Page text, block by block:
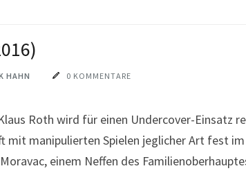
HAHN 0 KOMMENTARE
Roth wird für einen Undercover-Einsatz
manipulierten Spielen jeglicher Art fest
einem Neffen des